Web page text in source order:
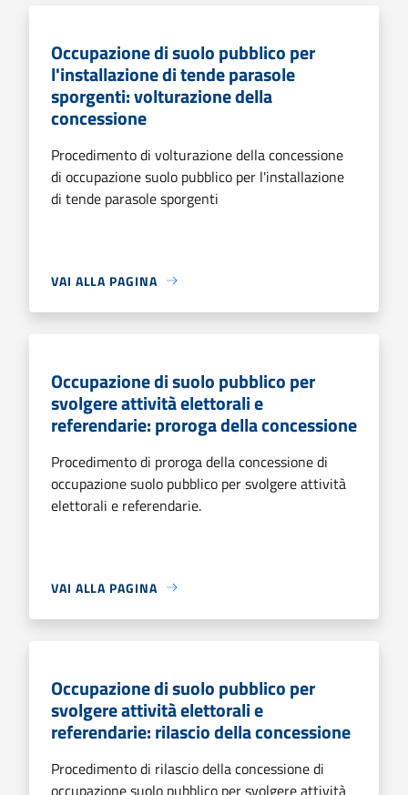
Occupazione di suolo pubblico per
l'installazione di tende parasole
sporgenti: volturazione della
concessione
Procedimento di volturazione della concessione
di occupazione suolo pubblico per l'installazione
di tende parasole sporgenti
VAI ALLA PAGINA
Occupazione di suolo pubblico per
svolgere attività elettorali e
referendarie: proroga della concessione
Procedimento di proroga della concessione di
occupazione suolo pubblico per svolgere attività
elettorali e referendarie.
VAI ALLA PAGINA
Occupazione di suolo pubblico per
svolgere attività elettorali e
referendarie: rilascio della concessione
Procedimento di rilascio della concessione di
occupazione suolo pubblico per svolgere attività